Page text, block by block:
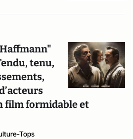
tenu,
film formidable et
Tops